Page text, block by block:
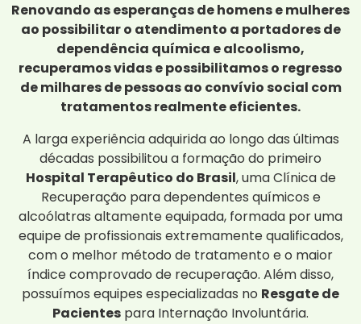
Renovando as esperanças de homens e mulheres
ao possibilitar o atendimento a portadores de
dependência química e alcoolismo,
recuperamos vidas e possibilitamos o regresso
de milhares de pessoas ao convívio social com
tratamentos realmente eficientes.
A larga experiência adquirida ao longo das últimas
décadas possibilitou a formação do primeiro
Hospital Terapêutico do Brasil, uma Clínica de
Recuperação para dependentes químicos e
alcoólatras altamente equipada, formada por uma
equipe de profissionais extremamente qualificados,
com o melhor método de tratamento e o maior
índice comprovado de recuperação. Além disso,
possuímos equipes especializadas no Resgate de
Pacientes para Internação Involuntária.